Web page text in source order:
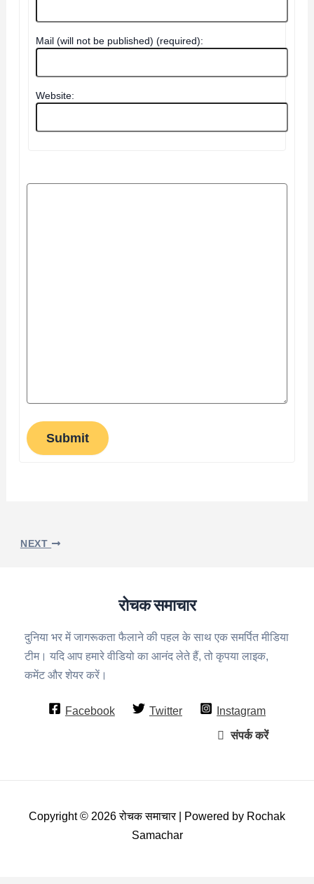
Mail (will not be published) (required):
Website:
Submit
NEXT
रोचक समाचार
दुनिया भर में जागरूकता फैलाने की पहल के साथ एक समर्पित मीडिया
टीम। यदि आप हमारे वीडियो का आनंद लेते हैं, तो कृपया लाइक,
कमेंट और शेयर करें।
Facebook Twitter
Instagram
संपर्क करें
Copyright © 2026 रोचक समाचार | Powered by Rochak
Samachar